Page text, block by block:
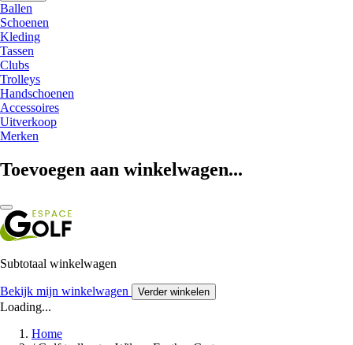
Ballen
Schoenen
Kleding
Tassen
Clubs
Trolleys
Handschoenen
Accessoires
Uitverkoop
Merken
Toevoegen aan winkelwagen...
Subtotaal winkelwagen
Bekijk mijn winkelwagen Verder winkelen
Loading...
Home